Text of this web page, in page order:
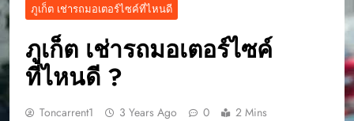
ภูเก็ต เช่ารถมอเตอร์ไซค์ที่ไหนดี
ภูเก็ต เช่ารถมอเตอร์ไซค์
ที่ไหนดี ?
Toncarrent1 3 Years Ago 0 2 Mins